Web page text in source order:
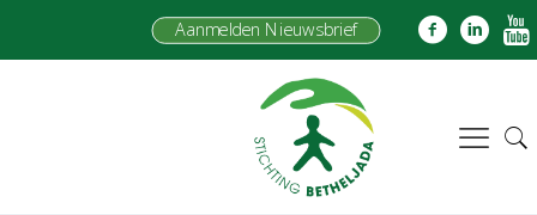
Aanmelden Nieuwsbrief